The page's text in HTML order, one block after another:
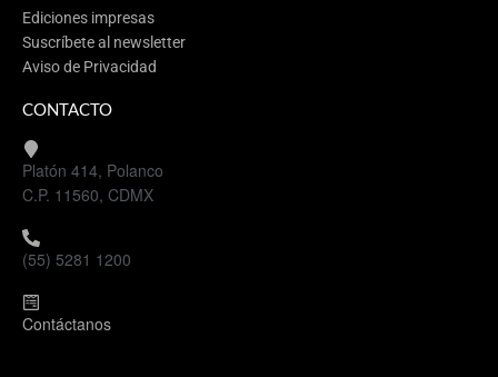
Ediciones impresas
Suscríbete al newsletter
Aviso de Privacidad
CONTACTO
Platón 414, Polanco
C.P. 11560, CDMX
(55) 5281 1200
Contáctanos